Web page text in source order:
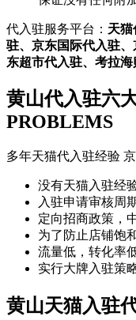
代入驻服务平台： 天猫
驻、京东国际代入驻
东超市代入驻、考拉
黄山代入驻六
PROBLEMS
多年天猫代入驻经验
没有天猫入驻经
入驻申请审核周
定向招商政策，
为了防止店铺饱
流量低，转化率
实行大牌入驻策
黄山天猫入驻